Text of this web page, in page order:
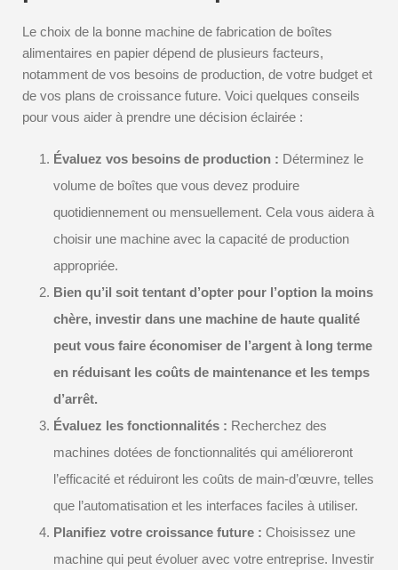
Le choix de la bonne machine de fabrication de boîtes
alimentaires en papier dépend de plusieurs facteurs,
notamment de vos besoins de production, de votre budget et
de vos plans de croissance future. Voici quelques conseils
pour vous aider à prendre une décision éclairée :
Évaluez vos besoins de production : Déterminez le
volume de boîtes que vous devez produire
quotidiennement ou mensuellement. Cela vous aidera à
choisir une machine avec la capacité de production
appropriée.
Bien qu’il soit tentant d’opter pour l’option la moins
chère, investir dans une machine de haute qualité
peut vous faire économiser de l’argent à long terme
en réduisant les coûts de maintenance et les temps
d’arrêt.
Évaluez les fonctionnalités : Recherchez des
machines dotées de fonctionnalités qui amélioreront
l’efficacité et réduiront les coûts de main-d’œuvre, telles
que l’automatisation et les interfaces faciles à utiliser.
Planifiez votre croissance future : Choisissez une
machine qui peut évoluer avec votre entreprise. Investir